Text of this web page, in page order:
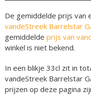
De gemiddelde prijs van
vandeStreek Barrelstar
gemiddelde prijs van
winkel is niet bekend.
In een blikje 33cl zit in
vandeStreek Barrelstar
prijzen op deze pagina